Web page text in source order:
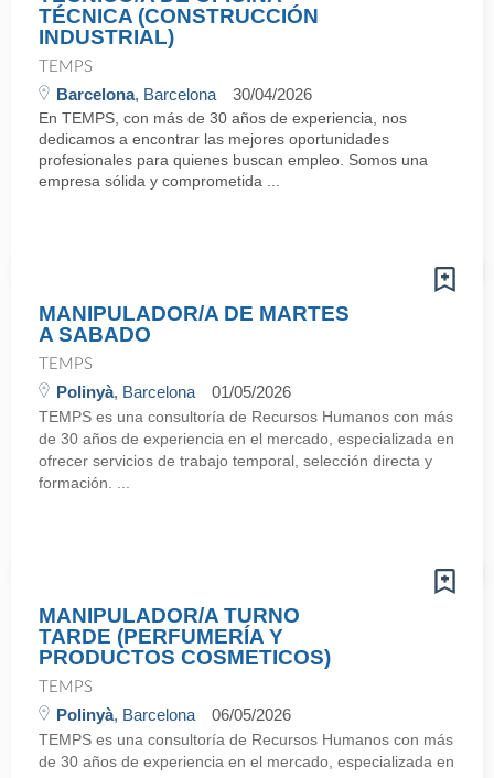
TÉCNICA (CONSTRUCCIÓN
INDUSTRIAL)
TEMPS
Barcelona, Barcelona 30/04/2026
En TEMPS, con más de 30 años de experiencia, nos
dedicamos a encontrar las mejores oportunidades
profesionales para quienes buscan empleo. Somos una
empresa sólida y comprometida ...
MANIPULADOR/A DE MARTES
A SABADO
TEMPS
Polinyà, Barcelona 01/05/2026
TEMPS es una consultoría de Recursos Humanos con más
de 30 años de experiencia en el mercado, especializada en
ofrecer servicios de trabajo temporal, selección directa y
formación. ...
MANIPULADOR/A TURNO
TARDE (PERFUMERÍA Y
PRODUCTOS COSMETICOS)
TEMPS
Polinyà, Barcelona 06/05/2026
TEMPS es una consultoría de Recursos Humanos con más
de 30 años de experiencia en el mercado, especializada en